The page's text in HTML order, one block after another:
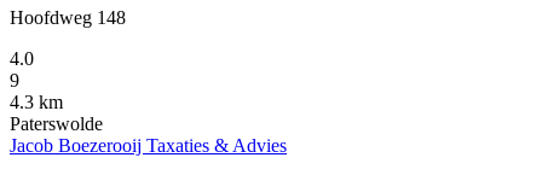
Hoofdweg 148
4.0
9
4.3 km
Paterswolde
Jacob Boezerooij Taxaties & Advies